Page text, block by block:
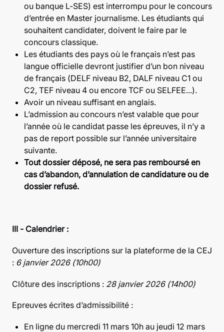
ou banque L-SES) est interrompu pour le concours
d’entrée en Master journalisme. Les étudiants qui
souhaitent candidater, doivent le faire par le
concours classique.
Les étudiants des pays où le français n’est pas
langue officielle devront justifier d’un bon niveau
de français (DELF niveau B2, DALF niveau C1 ou
C2, TEF niveau 4 ou encore TCF ou SELFEE...).
Avoir un niveau suffisant en anglais.
L’admission au concours n’est valable que pour
l’année où le candidat passe les épreuves, il n’y a
pas de report possible sur l’année universitaire
suivante.
Tout dossier déposé, ne sera pas remboursé en
cas d’abandon, d’annulation de candidature ou de
dossier refusé.
III - Calendrier :
Ouverture des inscriptions sur la plateforme de la CEJ
: 6 janvier 2026 (10h00)
Clôture des inscriptions : 28 janvier 2026 (14h00)
Epreuves écrites d’admissibilité :
En ligne du mercredi 11 mars 10h au jeudi 12 mars